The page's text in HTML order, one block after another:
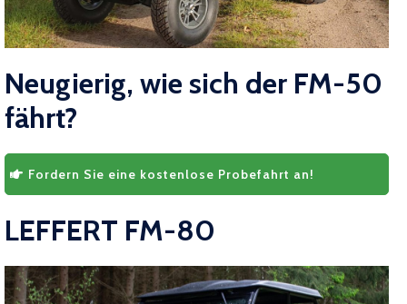
Neugierig, wie sich der FM-50
fährt?
Fordern Sie eine kostenlose Probefahrt an!
LEFFERT FM-80